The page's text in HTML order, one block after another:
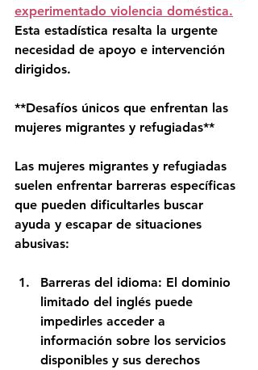
experimentado violencia doméstica.
Esta estadística resalta la urgente
necesidad de apoyo e intervención
dirigidos.
**Desafíos únicos que enfrentan las
mujeres migrantes y refugiadas**
Las mujeres migrantes y refugiadas
suelen enfrentar barreras específicas
que pueden dificultarles buscar
ayuda y escapar de situaciones
abusivas:
Barreras del idioma: El dominio
limitado del inglés puede
impedirles acceder a
información sobre los servicios
disponibles y sus derechos